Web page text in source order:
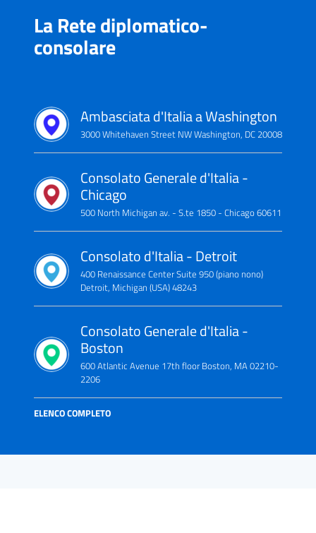
La Rete diplomatico-
consolare
Ambasciata d'Italia a Washington
3000 Whitehaven Street NW Washington, DC 20008
Consolato Generale d'Italia -
Chicago
500 North Michigan av. - S.te 1850 - Chicago 60611
Consolato d'Italia - Detroit
400 Renaissance Center Suite 950 (piano nono)
Detroit, Michigan (USA) 48243
Consolato Generale d'Italia -
Boston
600 Atlantic Avenue 17th floor Boston, MA 02210-
2206
ELENCO COMPLETO